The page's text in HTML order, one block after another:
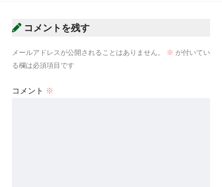
コメントを残す
メールアドレスが公開されることはありません。 ※ が付いてい
る欄は必須項目です
コメント ※